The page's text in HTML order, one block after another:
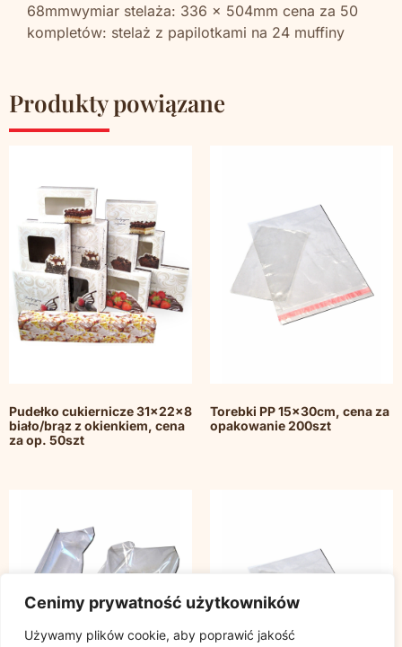
Cenimy prywatność użytkowników
Używamy plików cookie, aby poprawić jakość
68mmwymiar stelaża: 336 x 504mm cena za 50
kompletów: stelaż z papilotkami na 24 muffiny
Produkty powiązane
Pudełko cukiernicze 31x22x8
biało/brąz z okienkiem, cena
za op. 50szt
Torebki PP 15x30cm, cena za
opakowanie 200szt